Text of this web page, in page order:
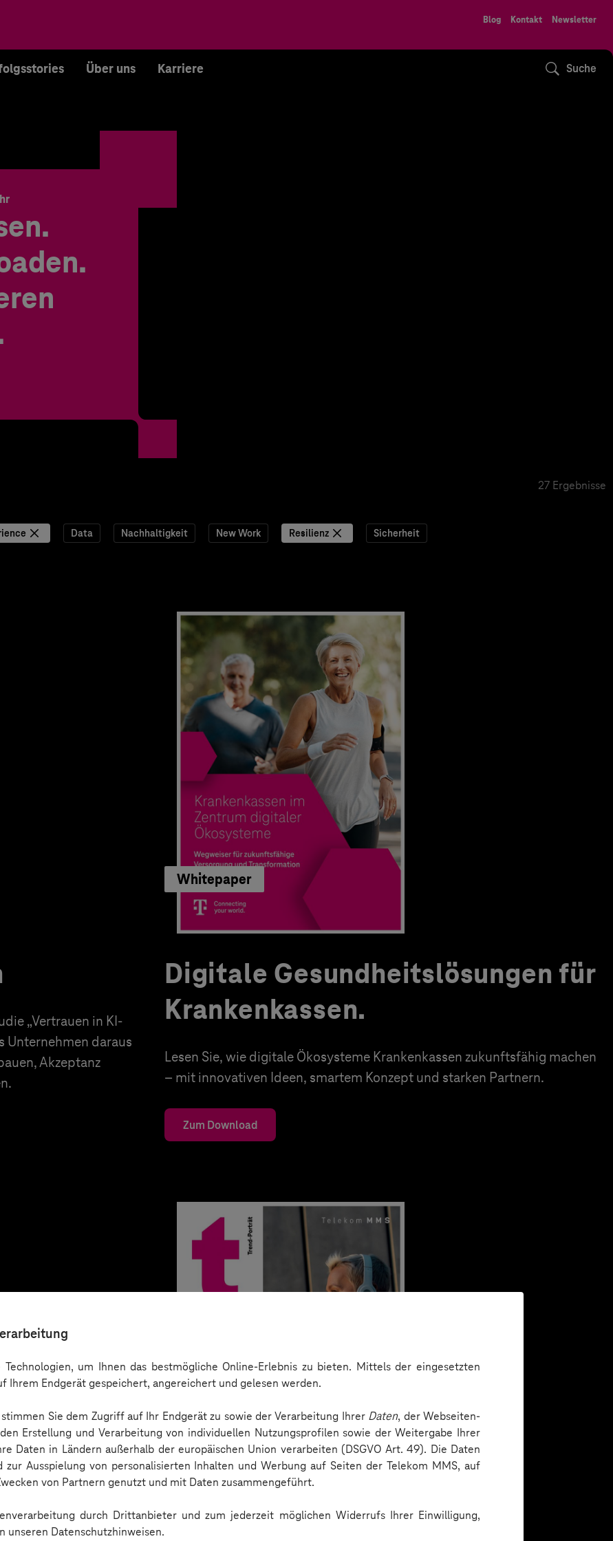
um Ihnen das bestmögliche Online-Erlebnis zu bieten. Mittels der eingesetzten
Ihrem Endgerät gespeichert, angereichert und gelesen werden.
Sie dem Zugriff auf Ihr Endgerät zu sowie der Verarbeitung Ihrer Daten, der Webseiten-
Erstellung und Verarbeitung von individuellen Nutzungsprofilen sowie der Weitergabe Ihrer
Daten in Ländern außerhalb der europäischen Union verarbeiten (DSGVO Art. 49). Die Daten
Ausspielung von personalisierten Inhalten und Werbung auf Seiten der Telekom MMS, auf
von Partnern genutzt und mit Daten zusammengeführt.
durch Drittanbieter und zum jederzeit möglichen Widerrufs Ihrer Einwilligung,
unseren Datenschutzhinweisen.
Blog Kontakt Newsletter
Über uns Karriere Suche
27 Ergebnisse
Data Nachhaltigkeit New Work Resilienz Sicherheit
„Vertrauen in KI-
Unternehmen daraus
Akzeptanz
Whitepaper
Digitale Gesundheitslösungen für
Krankenkassen.
Lesen Sie, wie digitale Ökosysteme Krankenkassen zukunftsfähig machen
– mit innovativen Ideen, smartem Konzept und starken Partnern.
Zum Download
Trend-Porträt